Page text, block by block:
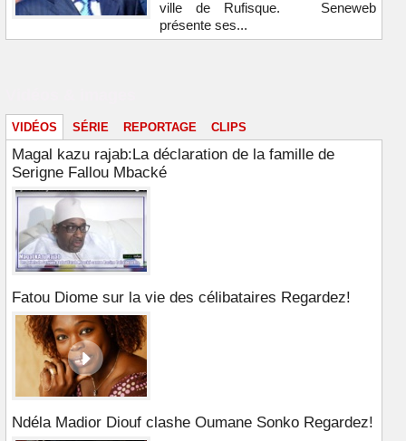
ville de Rufisque. Seneweb
présente ses...
VIDÉOS SÉRIE REPORTAGE CLIPS
Magal kazu rajab:La déclaration de la famille de
Serigne Fallou Mbacké
Fatou Diome sur la vie des célibataires Regardez!
Ndéla Madior Diouf clashe Oumane Sonko Regardez!